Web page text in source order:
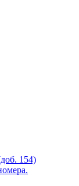
154)